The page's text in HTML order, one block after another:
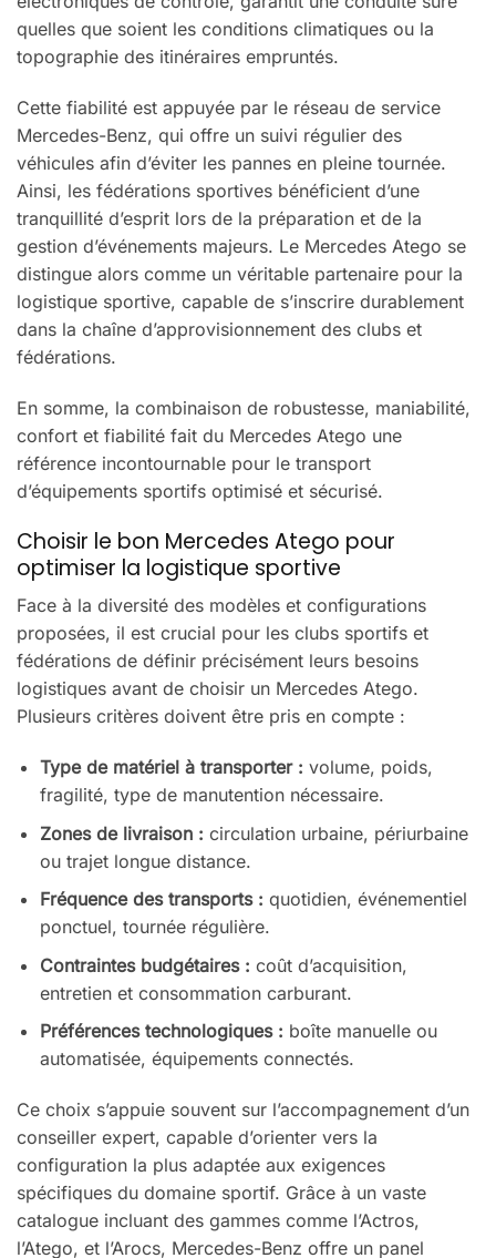
quelles que soient les conditions climatiques ou la
topographie des itinéraires empruntés.
Cette fiabilité est appuyée par le réseau de service
Mercedes-Benz, qui offre un suivi régulier des
véhicules afin d’éviter les pannes en pleine tournée.
Ainsi, les fédérations sportives bénéficient d’une
tranquillité d’esprit lors de la préparation et de la
gestion d’événements majeurs. Le Mercedes Atego se
distingue alors comme un véritable partenaire pour la
logistique sportive, capable de s’inscrire durablement
dans la chaîne d’approvisionnement des clubs et
fédérations.
En somme, la combinaison de robustesse, maniabilité,
confort et fiabilité fait du Mercedes Atego une
référence incontournable pour le transport
d’équipements sportifs optimisé et sécurisé.
Choisir le bon Mercedes Atego pour
optimiser la logistique sportive
Face à la diversité des modèles et configurations
proposées, il est crucial pour les clubs sportifs et
fédérations de définir précisément leurs besoins
logistiques avant de choisir un Mercedes Atego.
Plusieurs critères doivent être pris en compte :
Type de matériel à transporter : volume, poids,
fragilité, type de manutention nécessaire.
Zones de livraison : circulation urbaine, périurbaine
ou trajet longue distance.
Fréquence des transports : quotidien, événementiel
ponctuel, tournée régulière.
Contraintes budgétaires : coût d’acquisition,
entretien et consommation carburant.
Préférences technologiques : boîte manuelle ou
automatisée, équipements connectés.
Ce choix s’appuie souvent sur l’accompagnement d’un
conseiller expert, capable d’orienter vers la
configuration la plus adaptée aux exigences
spécifiques du domaine sportif. Grâce à un vaste
catalogue incluant des gammes comme l’Actros,
l’Atego, et l’Arocs, Mercedes-Benz offre un panel